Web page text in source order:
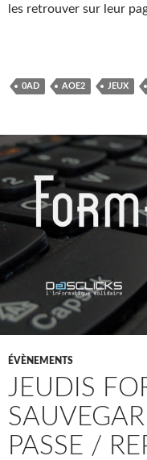
les retrouver sur leur
0AD AOE2 JEUX
ÉVÈNEMENTS
JEUDIS
PASSE /